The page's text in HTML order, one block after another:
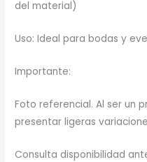
del material)
Uso: Ideal para bodas y
Importante:
Foto referencial. Al ser un
presentar ligeras
Consulta disponibilidad